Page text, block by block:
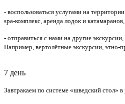
- воспользоваться услугами на
spa-комплекс, аренда лодок и
- отправиться с нами на другие
Например, вертолётные экскурсии, этно-
7 день
Завтракаем по системе «шведский стол» в